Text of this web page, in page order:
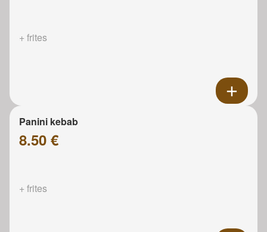
+ frites
Panini kebab
8.50 €
+ frites